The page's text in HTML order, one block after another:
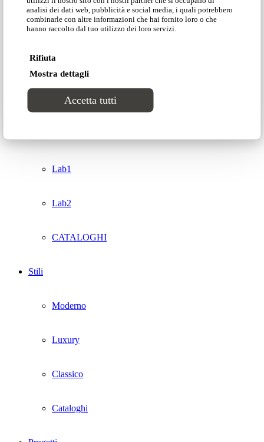
analisi dei dati web, pubblicità e social media, i quali potrebbero
combinarle con altre informazioni che hai fornito loro o che
hanno raccolto dal tuo utilizzo dei loro servizi.
Rifiuta
Mostra dettagli
Accetta tutti
Tracks
Sweet dreams
Lab1
Lab2
CATALOGHI
Stili
Moderno
Luxury
Classico
Cataloghi
© Domingo | P. IVA 00165000415
Privacy Policy